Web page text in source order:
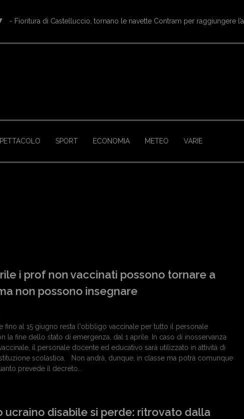
- Marche - Ginnastica artistica, Eva Amici campionessa italiana nella
SPORT ECONOMIA METEO VARIE
i prof non vaccinati possono tornare a
non possono insegnare
fino al 15 giugno resta l'obbligo vaccinale per tutto il personale
la fine dello stato di emergenza, dal 1 aprile. In caso di inosservanza
il personale docente ed educativo sarà utilizzato in attività di
scolastica. Non andrà, dunque, in classe ma potrà comunque
prevede il decreto...
ucraino disabile si perde: ritrovato dalla